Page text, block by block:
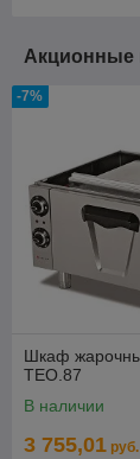
Акционные
-7%
Шкаф
TEO.87
В наличии
3 755,01 руб.